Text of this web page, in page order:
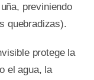
previniendo
quebradizas).
protege la
el agua, la